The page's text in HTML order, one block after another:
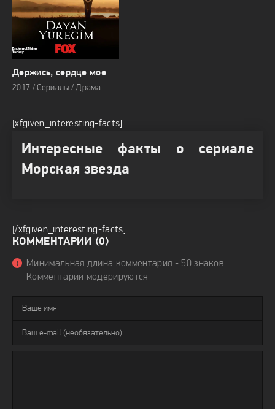
Держись, сердце мое
2017 / Сериалы / Драма
[xfgiven_interesting-facts]
Интересные факты о сериале
Морская звезда
[/xfgiven_interesting-facts]
КОММЕНТАРИИ (0)
Минимальная длина комментария - 50 знаков.
Комментарии модерируются